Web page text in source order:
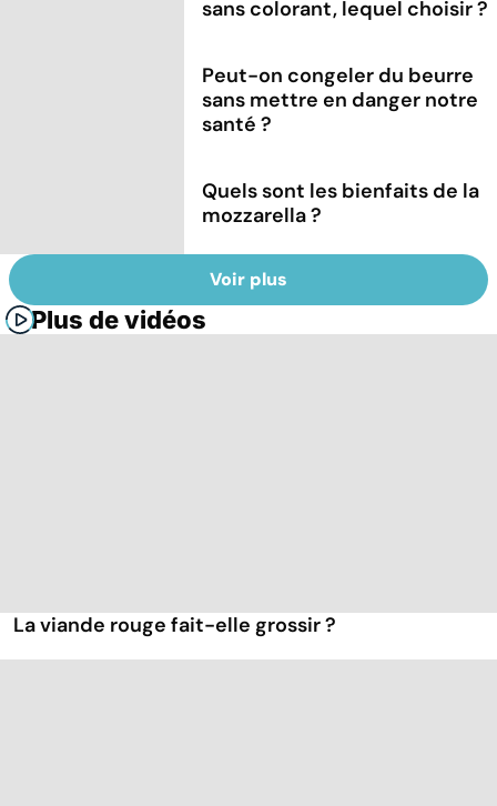
sans colorant, lequel choisir ?
Peut-on congeler du beurre
sans mettre en danger notre
santé ?
Quels sont les bienfaits de la
mozzarella ?
Voir plus
Plus de vidéos
La viande rouge fait-elle grossir ?